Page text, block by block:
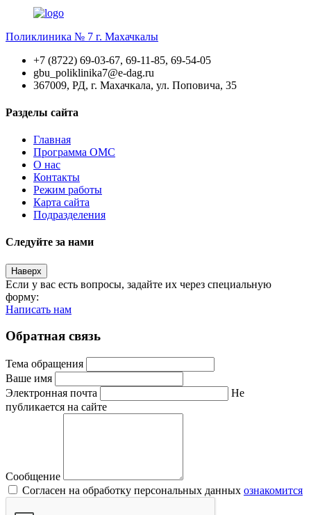
Поликлиника № 7 г. Махачкалы
+7 (8722) 69-03-67, 69-11-85, 69-54-05
gbu_poliklinika7@e-dag.ru
367009, РД, г. Махачкала, ул. Поповича, 35
Разделы сайта
Главная
Программа ОМС
О нас
Контакты
Режим работы
Карта сайта
Подразделения
Следуйте за нами
Наверх
Если у вас есть вопросы, задайте их через специальную
форму:
Написать нам
Обратная связь
Тема обращения
Ваше имя
Электронная почта
Не
публикается на сайте
Сообщение
Согласен на обработку персональных данных ознакомится